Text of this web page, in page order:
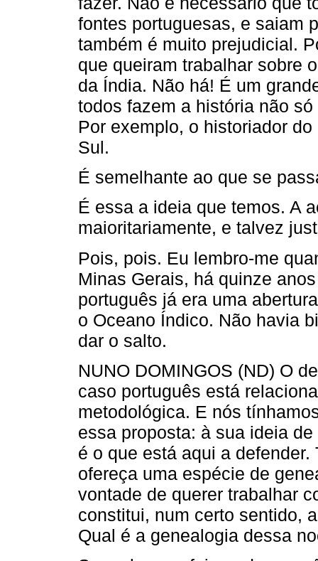
fontes portuguesas, e saiam
também é muito prejudicial.
que queiram trabalhar sobre
da Índia. Não há! É um
todos fazem a história não
Por exemplo, o historiador
Sul.
É semelhante ao que se
É essa a ideia que temos. A
maioritariamente, e talvez
Pois, pois. Eu lembro-me
Minas Gerais, há quinze
português já era uma
o Oceano Índico. Não havia
dar o salto.
NUNO DOMINGOS (ND) O
caso português está
metodológica. E nós
essa proposta: à sua ideia
é o que está aqui a
ofereça uma espécie de
vontade de querer trabalhar
constitui, num certo sentido,
Qual é a genealogia dessa